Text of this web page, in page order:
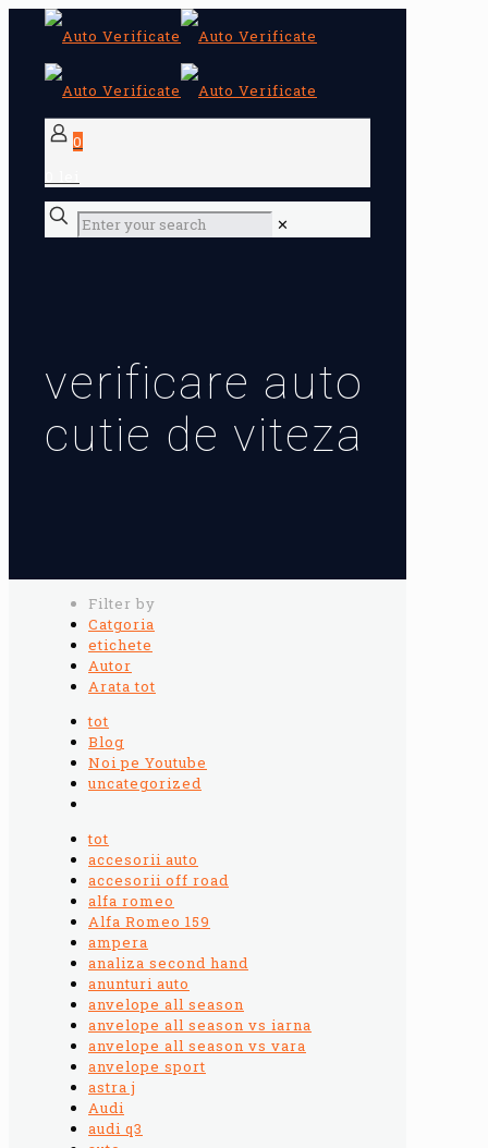
0
✕
verificare auto
cutie de viteza
Filter by
Catgoria
etichete
Autor
Arata tot
tot
Blog
Noi pe Youtube
uncategorized
tot
accesorii auto
accesorii off road
alfa romeo
Alfa Romeo 159
ampera
analiza second hand
anunturi auto
anvelope all season
anvelope all season vs iarna
anvelope all season vs vara
anvelope sport
astra j
Audi
audi q3